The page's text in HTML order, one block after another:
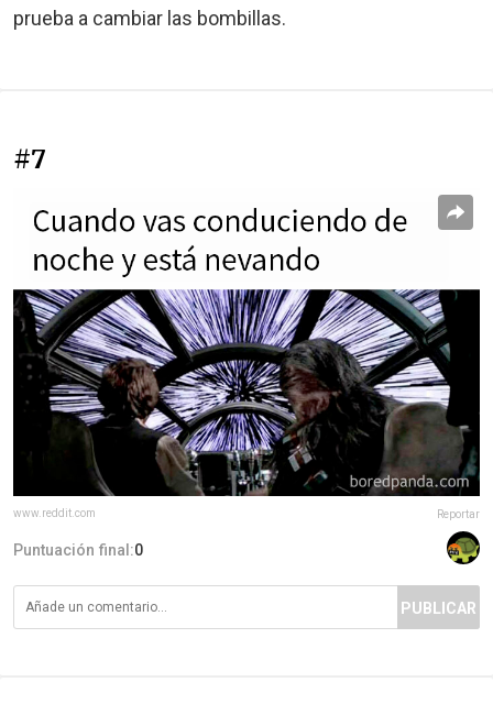
prueba a cambiar las bombillas.
#7
www.reddit.com Reportar
Puntuación final:0
PUBLICAR